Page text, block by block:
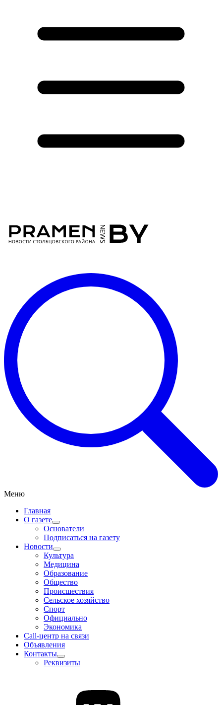
Меню
Главная
О газете
Основатели
Подписаться на газету
Новости
Культура
Медицина
Образование
Общество
Происшествия
Сельское хозяйство
Спорт
Официально
Экономика
Call-центр на связи
Объявления
Контакты
Реквизиты